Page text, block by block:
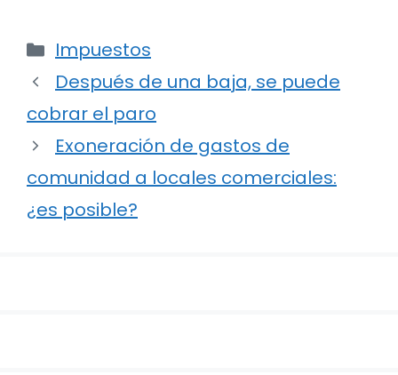
Categorías
Impuestos
Navegación
de
Después de una baja, se puede
cobrar el paro
Exoneración de gastos de
comunidad a locales comerciales:
¿es posible?